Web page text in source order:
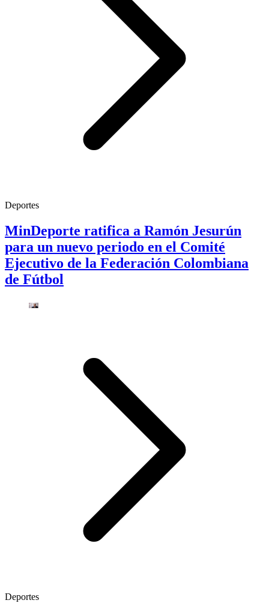
Deportes
MinDeporte ratifica a Ramón Jesurún
para un nuevo periodo en el Comité
Ejecutivo de la Federación Colombiana
de Fútbol
Deportes